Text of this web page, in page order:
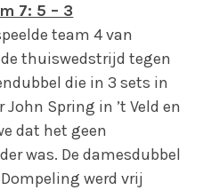
7: 5 – 3
team 4 van
thuiswedstrijd tegen
die in 3 sets in
Spring in ’t Veld en
dat het geen
was. De damesdubbel
werd vrij